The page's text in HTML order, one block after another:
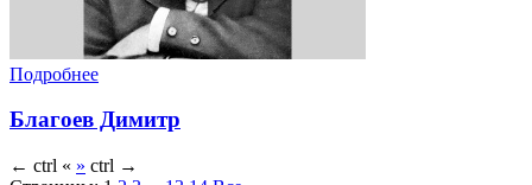
Подробнее
Благоев Димитр
← ctrl « » ctrl →